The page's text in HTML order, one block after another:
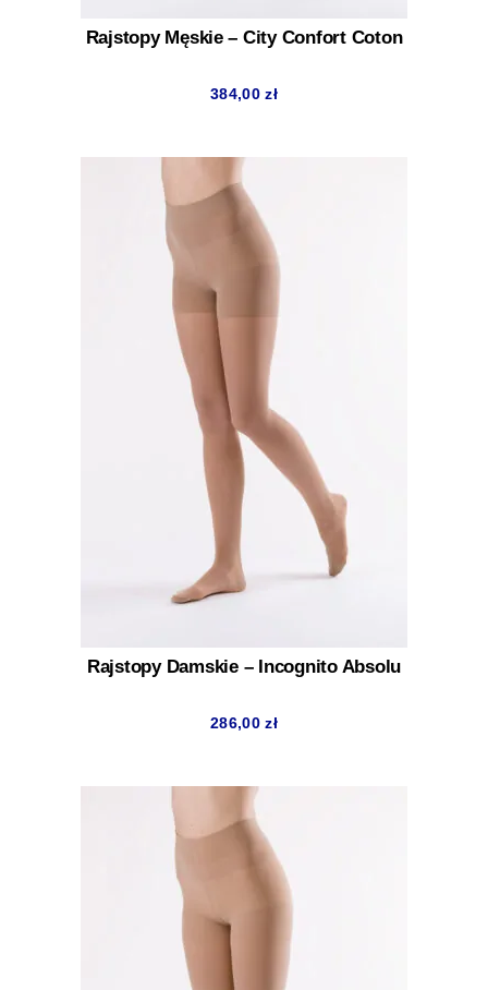
Rajstopy Męskie – City Confort Coton
384,00zł
Rajstopy Damskie – Incognito Absolu
286,00zł